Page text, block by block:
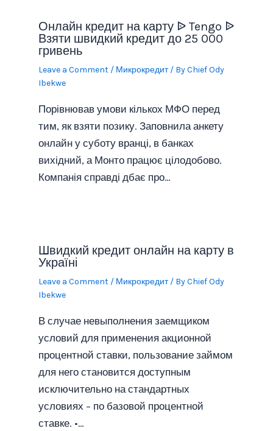
Онлайн кредит на карту ᐉ Tengo ᐉ
Взяти швидкий кредит до 25 000
гривень
Leave a Comment / Микрокредит/ ByChief Ody
Ibekwe
Порівнював умови кількох МФО перед
тим, як взяти позику. Заповнила анкету
онлайн у суботу вранці, в банках
вихідний, а Монто працює цілодобово.
Компанія справді дбає про…
Швидкий кредит онлайн на карту в
Україні
Leave a Comment / Микрокредит/ ByChief Ody
Ibekwe
В случае невыполнения заемщиком
условий для применения акционной
процентной ставки, пользование займом
для него становится доступным
исключительно на стандартных
условиях – по базовой процентной
ставке. •…